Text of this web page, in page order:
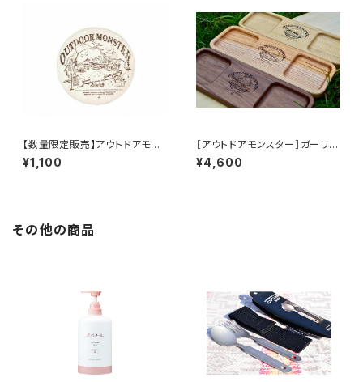
【数量限定販売】アウトドアモン
スターズ レザーコースター
¥1,100
［アウトドアモンスター］ガーリッ
クボーイ スパイスプレート【ウ
ォールナット】
¥4,600
その他の商品